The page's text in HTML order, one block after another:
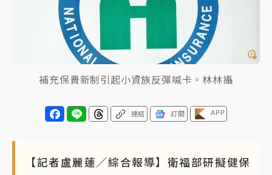
開放水門周邊紅黃線停車
中颱白海豚環流掠北海！今明防劇烈降雨 東部高溫飆
面手法 郭台銘、蔡英文成關鍵
本周爆款短影音｜ 柯文哲帶電子手鐶拄拐杖現身／周玉
蔻蔡玉真開撕爆料
任 預算難關如何解？
補充保費新制引起小資族反彈喊卡。林林攝
連結 訂閱 APP
【記者盧麗蓮／綜合報導】衛福部研擬健保